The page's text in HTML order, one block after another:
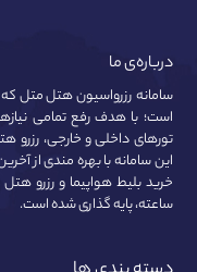
درباره‌ی ما
سامانه رزرواسیون هتل متل
است؛ با هدف رفع تمامی
تورهای داخلی و خارجی، رزرو
این سامانه با بهره مندی از
ساعته، پایه گذاری شده است.